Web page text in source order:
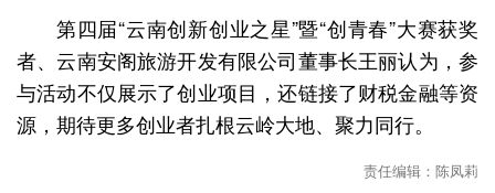
第四届“云南创新创业之星”暨“创青春”大赛获奖
者、云南安阁旅游开发有限公司董事长王丽认为，参
与活动不仅展示了创业项目，还链接了财税金融等资
源，期待更多创业者扎根云岭大地、聚力同行。
责任编辑：陈凤莉